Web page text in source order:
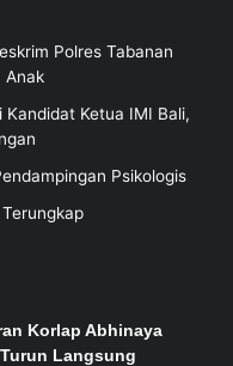
Polres Tabanan
Anak
Ketua IMI Bali,
Psikologis
Korlap Abhinaya
Langsung